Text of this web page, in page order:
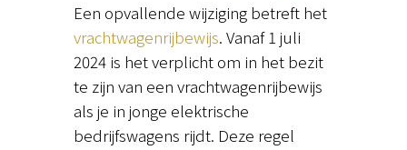
Een opvallende wijziging betreft het
vrachtwagenrijbewijs. Vanaf 1 juli
2024 is het verplicht om in het bezit
te zijn van een vrachtwagenrijbewijs
als je in jonge elektrische
bedrijfswagens rijdt. Deze regel